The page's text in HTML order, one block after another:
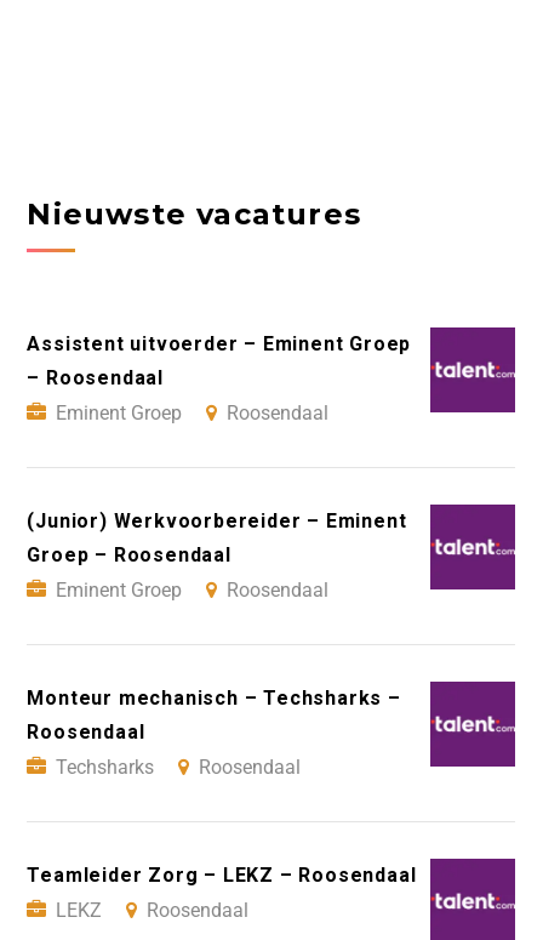
Nieuwste vacatures
Assistent uitvoerder – Eminent Groep
– Roosendaal
Eminent Groep
Roosendaal
(Junior) Werkvoorbereider – Eminent
Groep – Roosendaal
Eminent Groep
Roosendaal
Monteur mechanisch – Techsharks –
Roosendaal
Techsharks
Roosendaal
Teamleider Zorg – LEKZ – Roosendaal
LEKZ
Roosendaal